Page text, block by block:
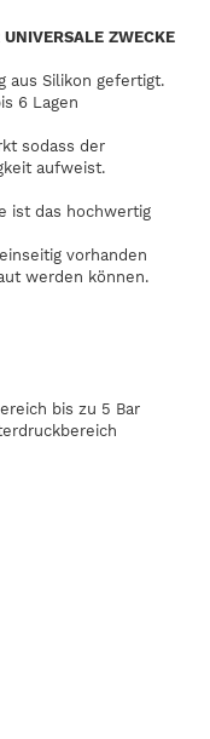
ZWECKE
aus Silikon gefertigt.
6 Lagen
sodass der
aufweist.
ist das hochwertig
vorhanden
werden können.
bis zu 5 Bar